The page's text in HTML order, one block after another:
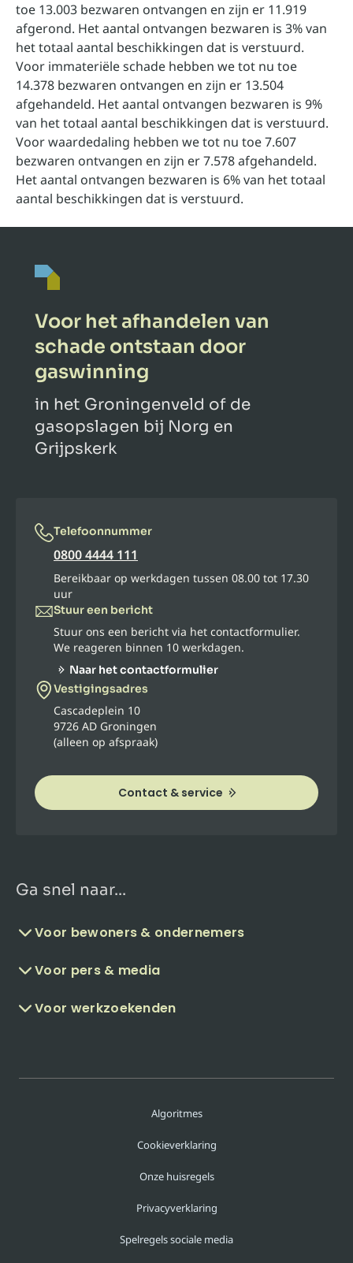
toe 13.003 bezwaren ontvangen en zijn er 11.919
afgerond. Het aantal ontvangen bezwaren is 3% van
het totaal aantal beschikkingen dat is verstuurd.
Voor immateriële schade hebben we tot nu toe
14.378 bezwaren ontvangen en zijn er 13.504
afgehandeld. Het aantal ontvangen bezwaren is 9%
van het totaal aantal beschikkingen dat is verstuurd.
Voor waardedaling hebben we tot nu toe 7.607
bezwaren ontvangen en zijn er 7.578 afgehandeld.
Het aantal ontvangen bezwaren is 6% van het totaal
aantal beschikkingen dat is verstuurd.
Voor het afhandelen van
schade ontstaan door
gaswinning
in het Groningenveld of de
gasopslagen bij Norg en
Grijpskerk
Telefoonnummer
0800 4444 111
Bereikbaar op werkdagen tussen 08.00 tot 17.30
uur
Stuur een bericht
Stuur ons een bericht via het contactformulier.
We reageren binnen 10 werkdagen.
Naar het contactformulier
Vestigingsadres
Cascadeplein 10
9726 AD Groningen
(alleen op afspraak)
Contact & service
Ga snel naar...
Voor bewoners & ondernemers
Voor pers & media
Voor werkzoekenden
Algoritmes
Cookieverklaring
Onze huisregels
Privacyverklaring
Spelregels sociale media